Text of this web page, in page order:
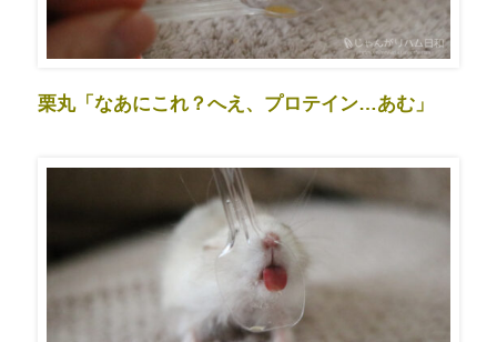
栗丸「なあにこれ？へえ、プロテイン…あむ」